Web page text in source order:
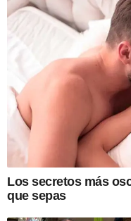
Los secretos más
que sepas